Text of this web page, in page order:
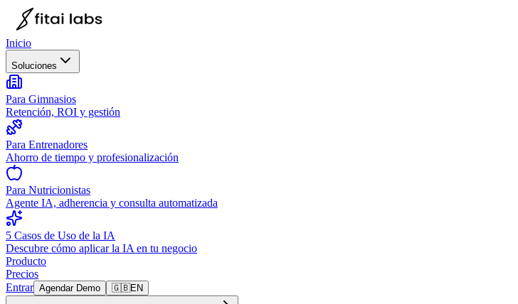
Inicio
Soluciones
Para Gimnasios
Retención, ROI y gestión
Para Entrenadores
Ahorro de tiempo y profesionalización
Para Nutricionistas
Agente IA, adherencia y consulta automatizada
5 Casos de Uso de la IA
Descubre cómo aplicar la IA en tu negocio
Producto
Precios
Entrar Agendar Demo 🇬🇧EN